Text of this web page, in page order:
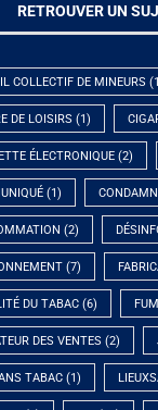
RETROUVER UN
COLLECTIF DE MINEURS
DE LOISIRS (1)
ÉLECTRONIQUE(2)
(1)
(2)
(7)
DU TABAC(6)
DES VENTES (2)
TABAC(1)